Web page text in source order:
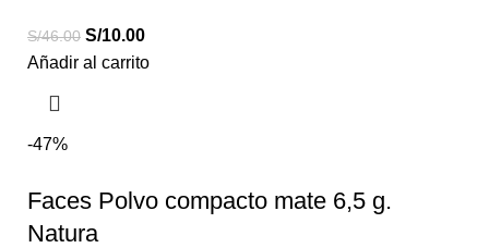
S/46.00 S/10.00
Añadir al carrito
-47%
Faces Polvo compacto mate 6,5 g.
Natura